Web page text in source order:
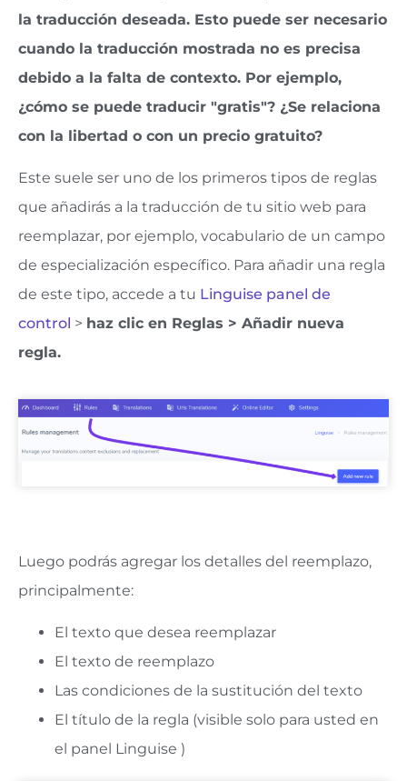
la traducción deseada. Esto puede ser necesario
cuando la traducción mostrada no es precisa
debido a la falta de contexto. Por ejemplo,
¿cómo se puede traducir "gratis"? ¿Se relaciona
con la libertad o con un precio gratuito?
Este suele ser uno de los primeros tipos de reglas
que añadirás a la traducción de tu sitio web para
reemplazar, por ejemplo, vocabulario de un campo
de especialización específico. Para añadir una regla
de este tipo, accede a tu Linguise panel de
control > haz clic en Reglas > Añadir nueva
regla.
Luego podrás agregar los detalles del reemplazo,
principalmente:
El texto que desea reemplazar
El texto de reemplazo
Las condiciones de la sustitución del texto
El título de la regla (visible solo para usted en
el panel Linguise )